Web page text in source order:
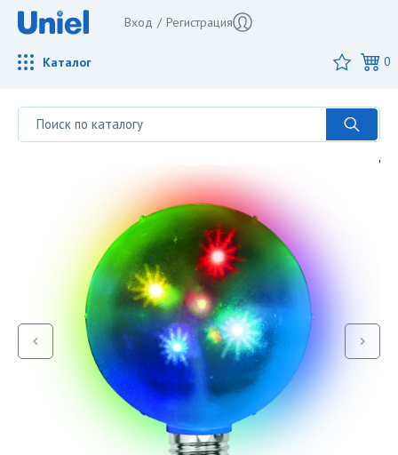
Вход / Регистрация
Каталог 0